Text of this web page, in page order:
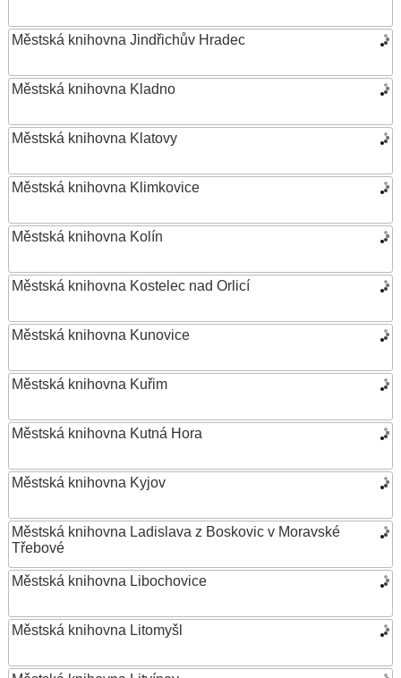
Městská knihovna Jindřichův Hradec
Městská knihovna Kladno
Městská knihovna Klatovy
Městská knihovna Klimkovice
Městská knihovna Kolín
Městská knihovna Kostelec nad Orlicí
Městská knihovna Kunovice
Městská knihovna Kuřim
Městská knihovna Kutná Hora
Městská knihovna Kyjov
Městská knihovna Ladislava z Boskovic v Moravské
Třebové
Městská knihovna Libochovice
Městská knihovna Litomyšl